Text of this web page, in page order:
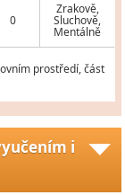
0
Zrakově,
Sluchově,
Mentálně
prostředí, část
i